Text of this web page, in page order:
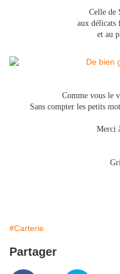
Celle de
aux délicats
et au
Comme vous le
Sans compter les petits
Merci
#Carterie
Partager